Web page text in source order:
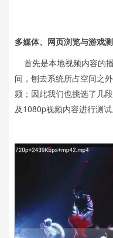
多媒体、网页浏览与游戏
首先是本地视频内容的
间，刨去系统所占空间之
频；因此我们也挑选了几
及1080p视频内容进行测试